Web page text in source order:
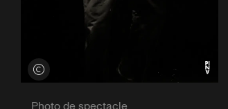
Voir les crédits